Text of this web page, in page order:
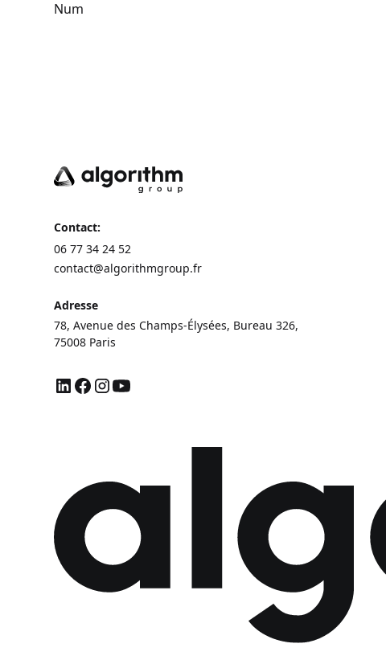
Contact:
06 77 34 24 52
contact@algorithmgroup.fr
Adresse
78, Avenue des Champs-Élysées, Bureau 326,
75008 Paris